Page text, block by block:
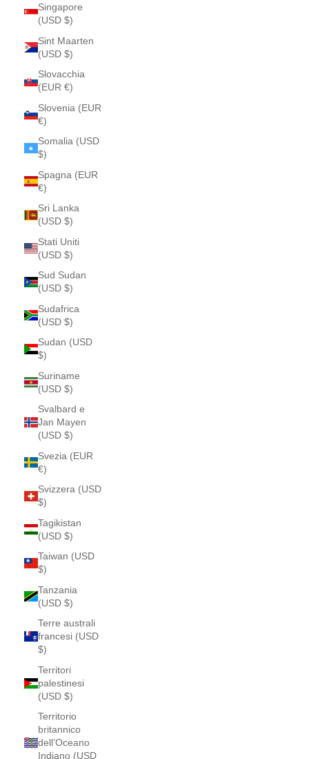
Singapore
(USD $)
Sint Maarten
(USD $)
Slovacchia
(EUR €)
Slovenia (EUR
€)
Somalia (USD
$)
Spagna (EUR
€)
Sri Lanka
(USD $)
Stati Uniti
(USD $)
Sud Sudan
(USD $)
Sudafrica
(USD $)
Sudan (USD
$)
Suriname
(USD $)
Svalbard e
Jan Mayen
(USD $)
Svezia (EUR
€)
Svizzera (USD
$)
Tagikistan
(USD $)
Taiwan (USD
$)
Tanzania
(USD $)
Terre australi
francesi (USD
$)
Territori
palestinesi
(USD $)
Territorio
britannico
dell’Oceano
Indiano (USD